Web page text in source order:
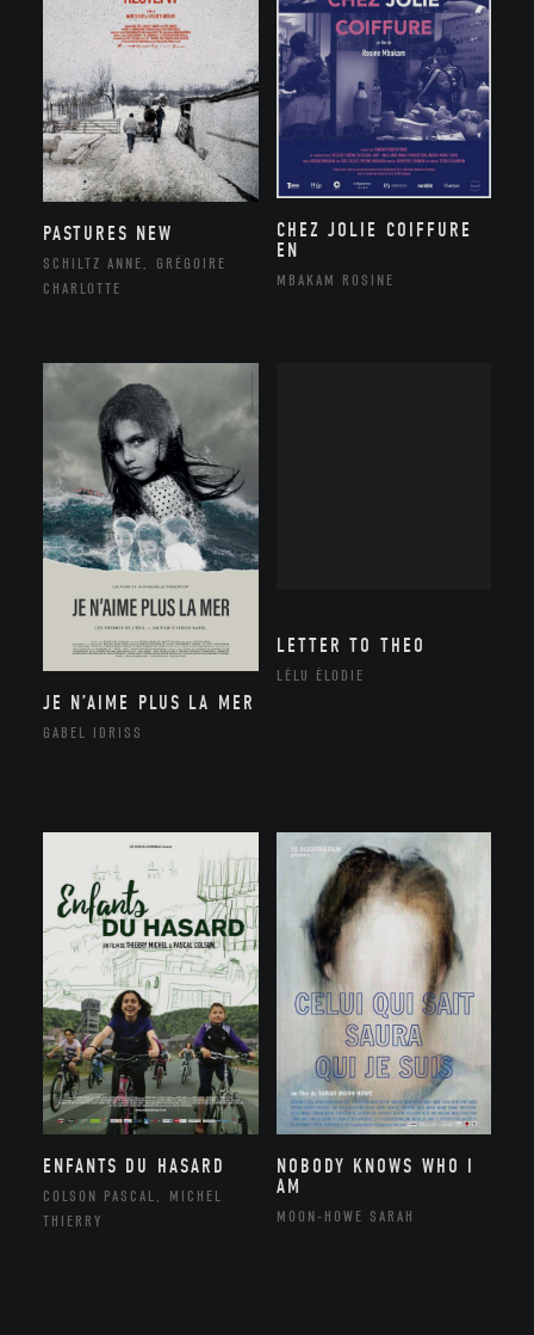
PASTURES NEW
SCHILTZ ANNE, GRÉGOIRE
CHARLOTTE
CHEZ JOLIE COIFFURE
EN
MBAKAM ROSINE
JE N’AIME PLUS LA MER
GABEL IDRISS
LETTER TO THEO
LÉLU ÉLODIE
ENFANTS DU HASARD
COLSON PASCAL, MICHEL
THIERRY
NOBODY KNOWS WHO I
AM
MOON-HOWE SARAH